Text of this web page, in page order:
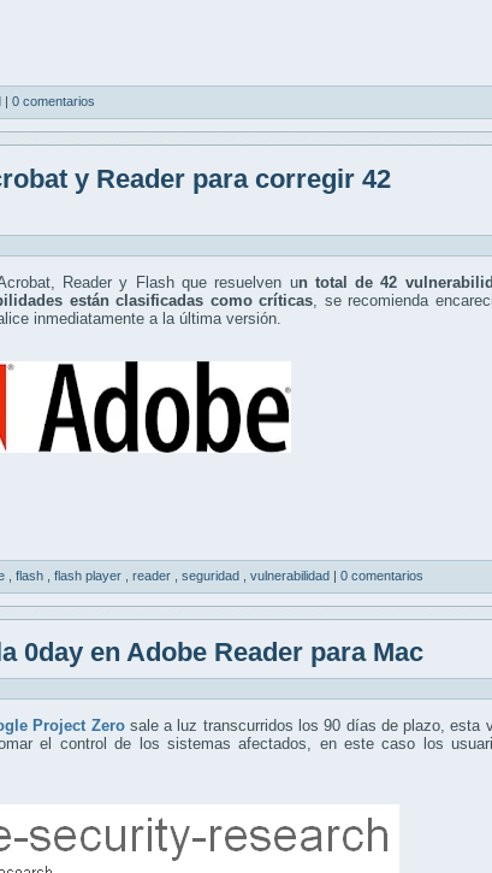
| 0 comentarios
y Reader para corregir 42
Reader y Flash que resuelven un total de 42
están clasificadas como críticas, se recomienda
inmediatamente a la última versión.
flash flash player reader seguridad vulnerabilidad | 0 comentarios
0day en Adobe Reader para Mac
Project Zerosale a luz transcurridos los 90 días de plazo, esta
el control de los sistemas afectados, en este caso los